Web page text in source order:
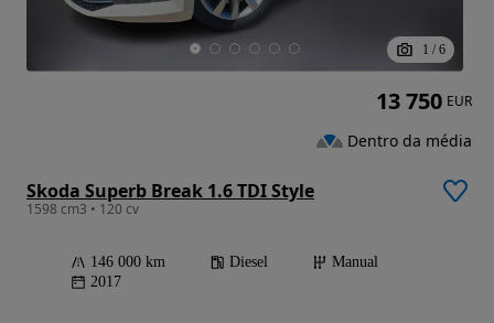
1 / 6
Skoda Superb Break 1.6 TDI Style
1598 cm3 • 120 cv
146 000 km Diesel
Manual
2017
13 750 EUR
Dentro da média